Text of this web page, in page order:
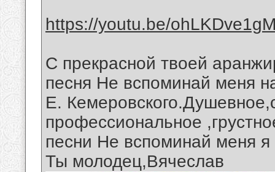
https://youtu.be/
С прекрасной твоей
песня Не вспоминай меня
Е.
профессиональное
песни Не вспоминай меня
Ты молодец,Вячеслав